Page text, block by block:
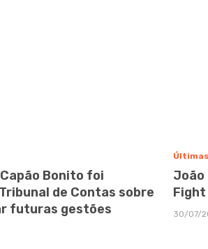
Bonito foi
de Contas sobre
futuras gestões
João
Fight
30/07/